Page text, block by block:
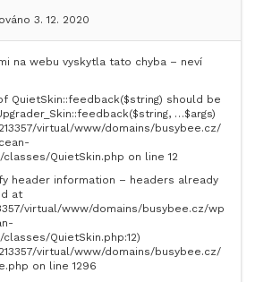
3. 12. 2020
na webu vyskytla tato chyba – neví
QuietSkin::feedback($string) should be
…$args)
virtual/www/domains/busybee.cz/
QuietSkin.php on line 12
header information – headers already
at
virtual/www/domains/busybee.cz/wp
QuietSkin.php:12)
virtual/www/domains/busybee.cz/
on line 1296